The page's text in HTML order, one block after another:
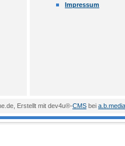
Impressum
Erstellt mit dev4u®-CMS bei a.b.media